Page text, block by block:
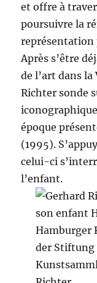
et offre à
poursuivre la
représentation
Après s’être
de l’art dans
Richter sonde
époque
(1995).
celui-ci
l’enfant.